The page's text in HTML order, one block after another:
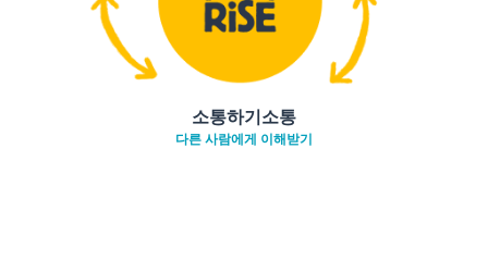
소통하기소통
다른 사람에게 이해받기